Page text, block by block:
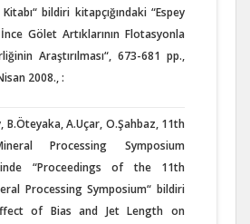
bildiri kitapçığındaki “Espey
Gölet Artıklarının Flotasyonla
Araştırılması“, 673-681 pp.,
2008., :
B.Öteyaka, A.Uçar, O.Şahbaz, 11th
Processing Symposium
“Proceedings of the 11th
Processing Symposium“ bildiri
of Bias and Jet Length on